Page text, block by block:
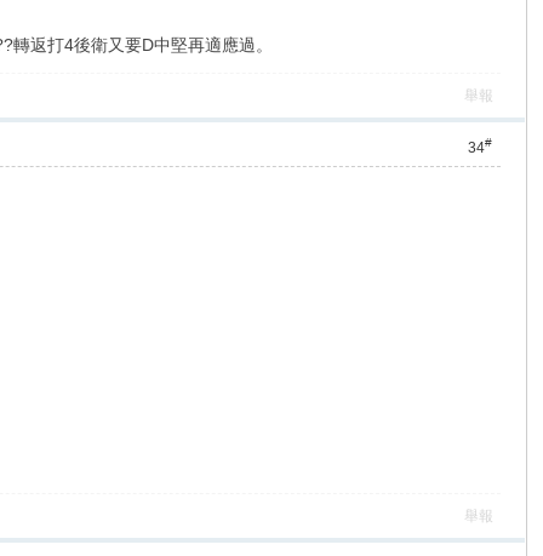
返打4後衛又要D中堅再適應過。
舉報
34#
舉報